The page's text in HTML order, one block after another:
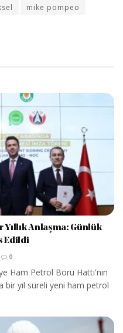
mike pompeo
Anlaşma: Günlük
Edildi
0
Ham Petrol Boru Hattı'nın
bir yıl süreli yeni ham petrol